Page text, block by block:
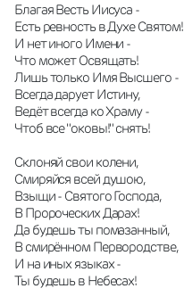
Благая Весть Иисуса -
Есть ревность в Духе Святом!
И нет иного Имени -
Что может Освящать!
Лишь только Имя Высшего -
Всегда дарует Истину,
Ведёт всегда ко Храму -
Чтоб все "оковы!" снять!
Склоняй свои колени,
Смиряйся всей душою,
Взыщи - Святого Господа,
В Пророческих Дарах!
Да будешь ты помазанный,
В смирённом Первородстве,
И на иных языках -
Ты будешь в Небесах!